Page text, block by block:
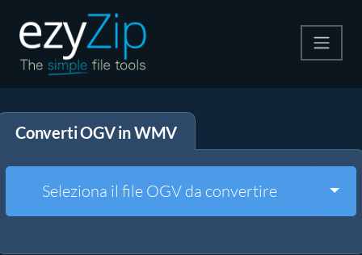
Decomprimi
Altri strumenti
Converti OGV in WMV
Seleziona il file OGV da convertire